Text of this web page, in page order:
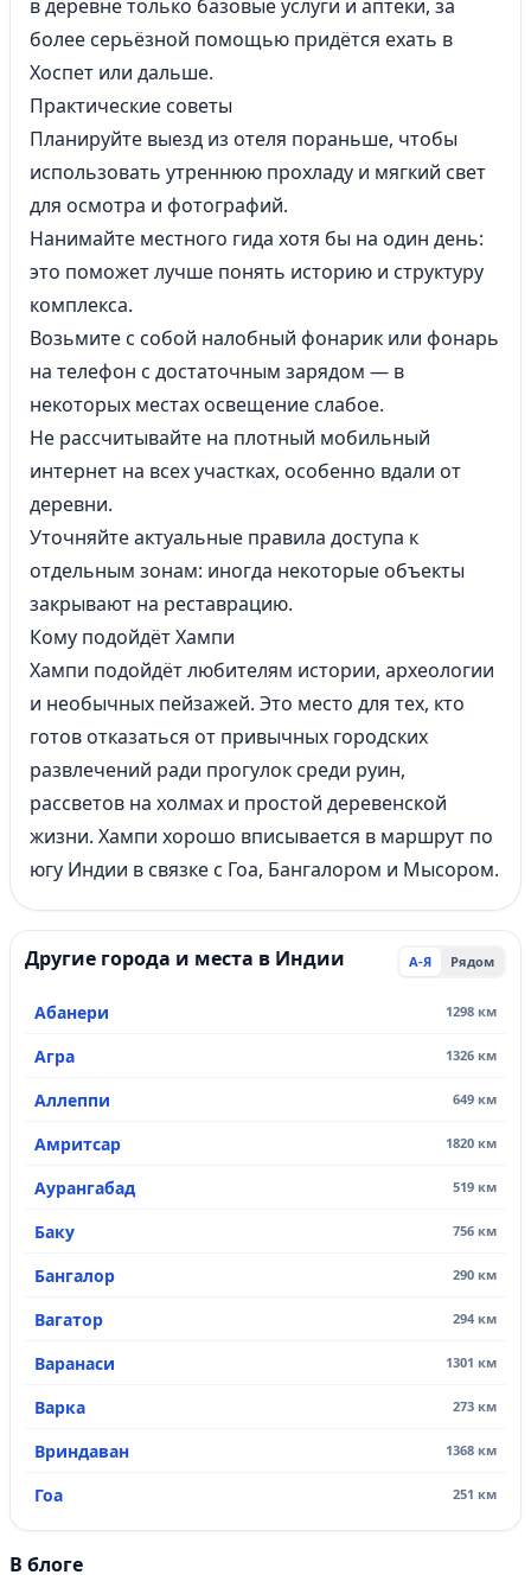
в деревне только базовые услуги и аптеки, за
более серьёзной помощью придётся ехать в
Хоспет или дальше.
Практические советы
Планируйте выезд из отеля пораньше, чтобы
использовать утреннюю прохладу и мягкий свет
для осмотра и фотографий.
Нанимайте местного гида хотя бы на один день:
это поможет лучше понять историю и структуру
комплекса.
Возьмите с собой налобный фонарик или фонарь
на телефон с достаточным зарядом — в
некоторых местах освещение слабое.
Не рассчитывайте на плотный мобильный
интернет на всех участках, особенно вдали от
деревни.
Уточняйте актуальные правила доступа к
отдельным зонам: иногда некоторые объекты
закрывают на реставрацию.
Кому подойдёт Хампи
Хампи подойдёт любителям истории, археологии
и необычных пейзажей. Это место для тех, кто
готов отказаться от привычных городских
развлечений ради прогулок среди руин,
рассветов на холмах и простой деревенской
жизни. Хампи хорошо вписывается в маршрут по
югу Индии в связке с Гоа, Бангалором и Мысором.
Другие города и места в Индии А-Я Рядом
Абанери 1298 км
Агра 1326 км
Аллеппи 649 км
Амритсар 1820 км
Аурангабад 519 км
Баку 756 км
Бангалор 290 км
Вагатор 294 км
Варанаси 1301 км
Варка 273 км
Вриндаван 1368 км
Гоа 251 км
В блоге